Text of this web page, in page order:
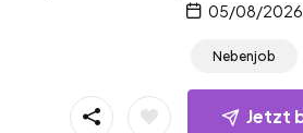
05/08/2026
Nebenjob
Jetzt